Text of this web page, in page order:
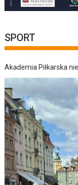
SPORT
Akademia Piłkarska